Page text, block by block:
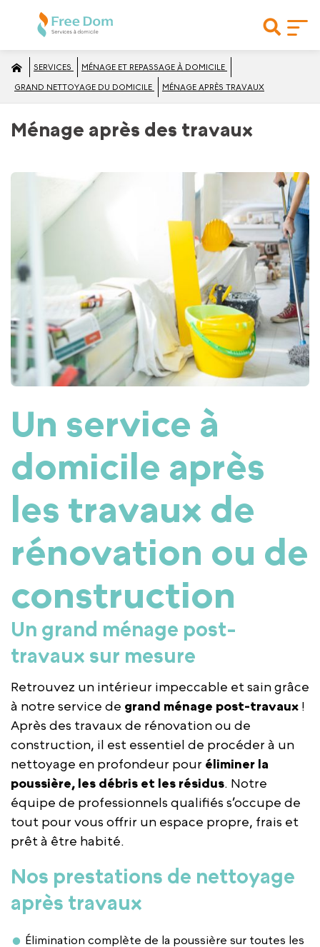
SERVICES MÉNAGE ET REPASSAGE À DOMICILE
GRAND NETTOYAGE DU DOMICILE MÉNAGE APRÈS TRAVAUX
Ménage après des travaux
Un service à
domicile après
les travaux de
rénovation ou de
construction
Un grand ménage post-
travaux sur mesure
Retrouvez un intérieur impeccable et sain grâce
à notre service de grand ménage post-travaux !
Après des travaux de rénovation ou de
construction, il est essentiel de procéder à un
nettoyage en profondeur pour éliminer la
poussière, les débris et les résidus. Notre
équipe de professionnels qualifiés s’occupe de
tout pour vous offrir un espace propre, frais et
prêt à être habité.
Nos prestations de nettoyage
après travaux
Élimination complète de la poussière sur toutes les